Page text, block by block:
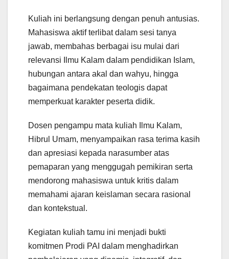
Kuliah ini berlangsung dengan penuh antusias.
Mahasiswa aktif terlibat dalam sesi tanya
jawab, membahas berbagai isu mulai dari
relevansi Ilmu Kalam dalam pendidikan Islam,
hubungan antara akal dan wahyu, hingga
bagaimana pendekatan teologis dapat
memperkuat karakter peserta didik.
Dosen pengampu mata kuliah Ilmu Kalam,
Hibrul Umam, menyampaikan rasa terima kasih
dan apresiasi kepada narasumber atas
pemaparan yang menggugah pemikiran serta
mendorong mahasiswa untuk kritis dalam
memahami ajaran keislaman secara rasional
dan kontekstual.
Kegiatan kuliah tamu ini menjadi bukti
komitmen Prodi PAI dalam menghadirkan